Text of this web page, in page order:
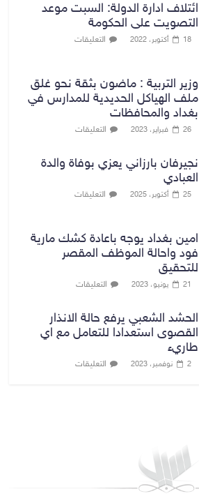
ائتلاف ادارة الدولة: السبت موعد
التصويت على الحكومة
18 أكتوبر، 2022 التعليقات
وزير التربية : ماضون بثقة نحو غلق
ملف الهياكل الحديدية للمدارس في
بغداد والمحافظات
26 فبراير، 2023 التعليقات
نجيرفان بارزاني يعزي بوفاة والدة
العبادي
25 أكتوبر، 2025 التعليقات
امين بغداد يوجه باعادة كشك مارية
فود واحالة الموظف المقصر
للتحقيق
21 يونيو، 2023 التعليقات
الحشد الشعبي يرفع حالة الانذار
القصوى استعدادا للتعامل مع اي
طاريء
2 نوفمبر، 2023 التعليقات